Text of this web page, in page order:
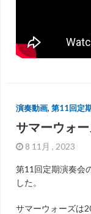
演奏動画, 第11回定
サマーウォ
8 11月 , 2023
第11回定期演奏会
した。
サマーウォーズは